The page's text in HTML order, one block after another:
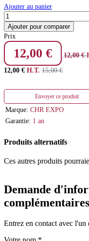
Ajouter au panier
Ajouter pour comparer
Prix
12,00 € 12,00€
12,00 € H.T. 15,00€
Envoyer ce produit
Marque: CHR EXPO
Garantie: 1 an
Produits alternatifs
Ces autres produits
Demande
complémentaires
Entrez en contact avec